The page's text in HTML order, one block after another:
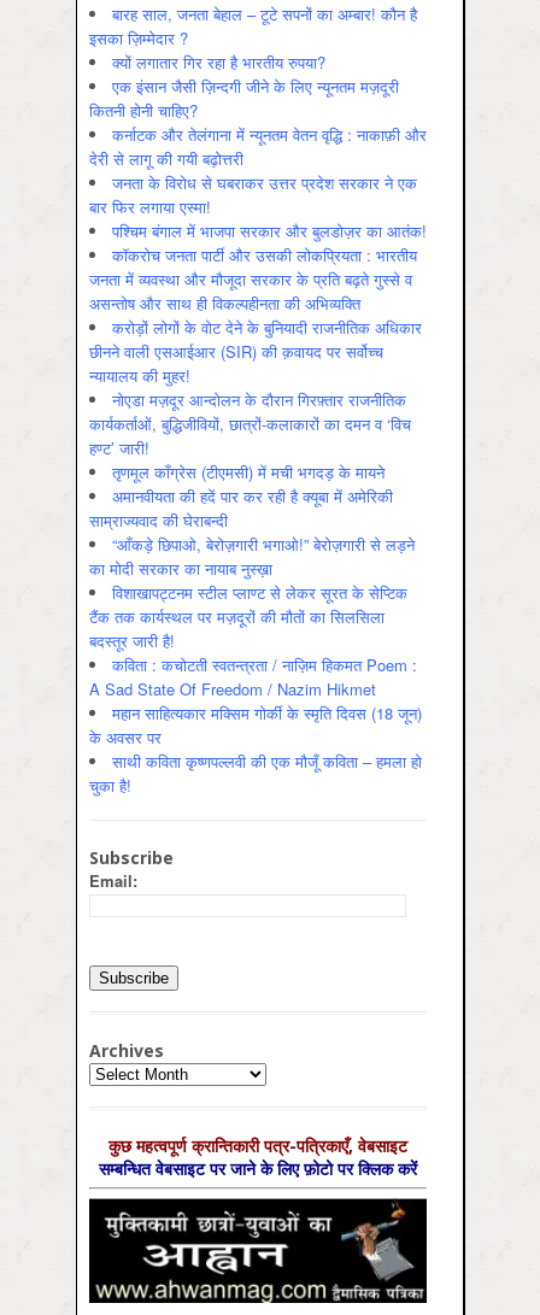
बारह साल, जनता बेहाल – टूटे सपनों का अम्बार! कौन है
इसका ज़िम्मेदार ?
क्यों लगातार गिर रहा है भारतीय रुपया?
एक इंसान जैसी ज़िन्दगी जीने के लिए न्यूनतम मज़दूरी
कितनी होनी चाहिए?
कर्नाटक और तेलंगाना में न्यूनतम वेतन वृद्धि : नाकाफ़ी और
देरी से लागू की गयी बढ़ोत्तरी
जनता के विरोध से घबराकर उत्तर प्रदेश सरकार ने एक
बार फिर लगाया एस्मा!
पश्चिम बंगाल में भाजपा सरकार और बुलडोज़र का आतंक!
कॉकरोच जनता पार्टी और उसकी लोकप्रियता : भारतीय
जनता में व्‍यवस्‍था और मौजूदा सरकार के प्रति बढ़ते गुस्‍से व
असन्‍तोष और साथ ही विकल्‍पहीनता की अभिव्‍यक्ति
करोड़ों लोगों के वोट देने के बुनियादी राजनीतिक अधिकार
छीनने वाली एसआईआर (SIR) की क़वायद पर सर्वोच्च
न्यायालय की मुहर!
नोएडा मज़दूर आन्दोलन के दौरान गिरफ़्तार राजनीतिक
कार्यकर्ताओं, बुद्धिजीवियों, छात्रों-कलाकारों का दमन व ‘विच
हण्ट’ जारी!
तृणमूल काँग्रेस (टीएमसी) में मची भगदड़ के मायने
अमानवीयता की हदें पार कर रही है क्यूबा में अमेरिकी
साम्राज्यवाद की घेराबन्दी
“आँकड़े छिपाओ, बेरोज़गारी भगाओ!” बेरोज़गारी से लड़ने
का मोदी सरकार का नायाब नुस्ख़ा
विशाखापट्टनम स्टील प्लाण्ट से लेकर सूरत के सेप्टिक
टैंक तक कार्यस्थल पर मज़दूरों की मौतों का सिलसिला
बदस्तूर जारी है!
कविता : कचोटती स्वतन्त्रता / नाज़िम हिकमत Poem :
A Sad State Of Freedom / Nazim Hikmet
महान साहित्यकार मक्सिम गोर्की के स्मृति दिवस (18 जून)
के अवसर पर
साथी कविता कृष्णपल्लवी की एक मौजूँ कविता – हमला हो
चुका है!
Subscribe
Email:
Archives
Archives
कुछ महत्‍वपूर्ण क्रान्तिकारी पत्र-पत्रिकाएँ, वेबसाइट
सम्‍बन्धित वेबसाइट पर जाने के लिए फ़ोटो पर क्लिक करें